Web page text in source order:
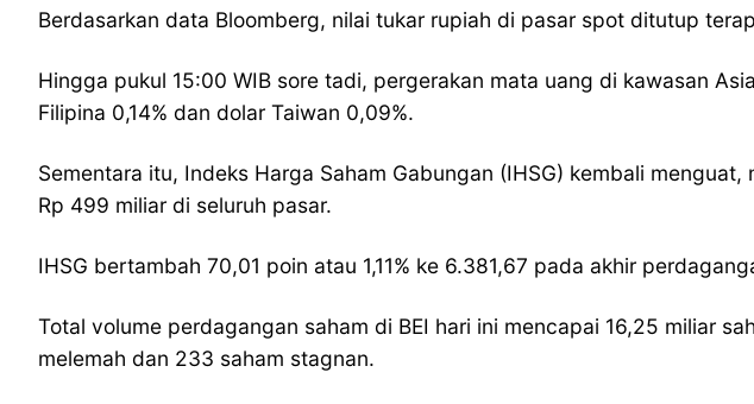
Berdasarkan data Bloomberg, nilai tukar rupiah di pasar spot ditutup
Hingga pukul 15:00 WIB sore tadi, pergerakan mata uang di kawasan
Filipina 0,14% dan dolar Taiwan 0,09%.
Sementara itu, Indeks Harga Saham Gabungan (IHSG) kembali
Rp 499 miliar di seluruh pasar.
IHSG bertambah 70,01 poin atau 1,11% ke 6.381,67 pada akhir
Total volume perdagangan saham di BEI hari ini mencapai 16,25 miliar
melemah dan 233 saham stagnan.